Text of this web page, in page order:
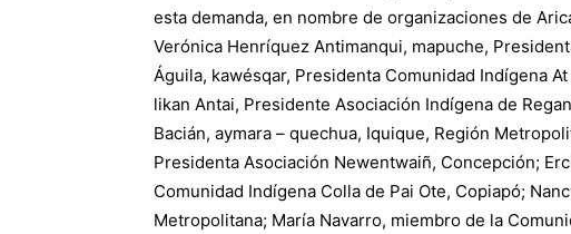
esta demanda, en nombre de organizaciones de
Verónica Henríquez Antimanqui, mapuche,
Águila, kawésqar, Presidenta Comunidad Indígena
likan Antai, Presidente Asociación Indígena de
Bacián, aymara – quechua, Iquique, Región
Presidenta Asociación Newentwaiñ, Concepción;
Comunidad Indígena Colla de Pai Ote, Copiapó;
Metropolitana; María Navarro, miembro de la